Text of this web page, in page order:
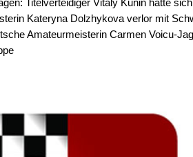
Kateryna Dolzhykova verlor mit
Amateurmeisterin Carmen Voicu-